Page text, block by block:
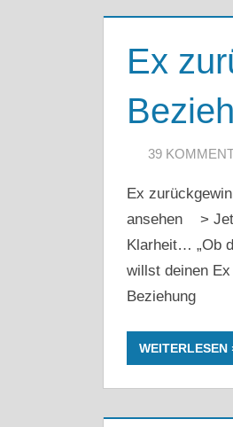
Ex
1. JUNI 2020
39
Ex
ansehen >
Klarheit… „Ob
willst deinen
Beziehung
WEITERLESEN